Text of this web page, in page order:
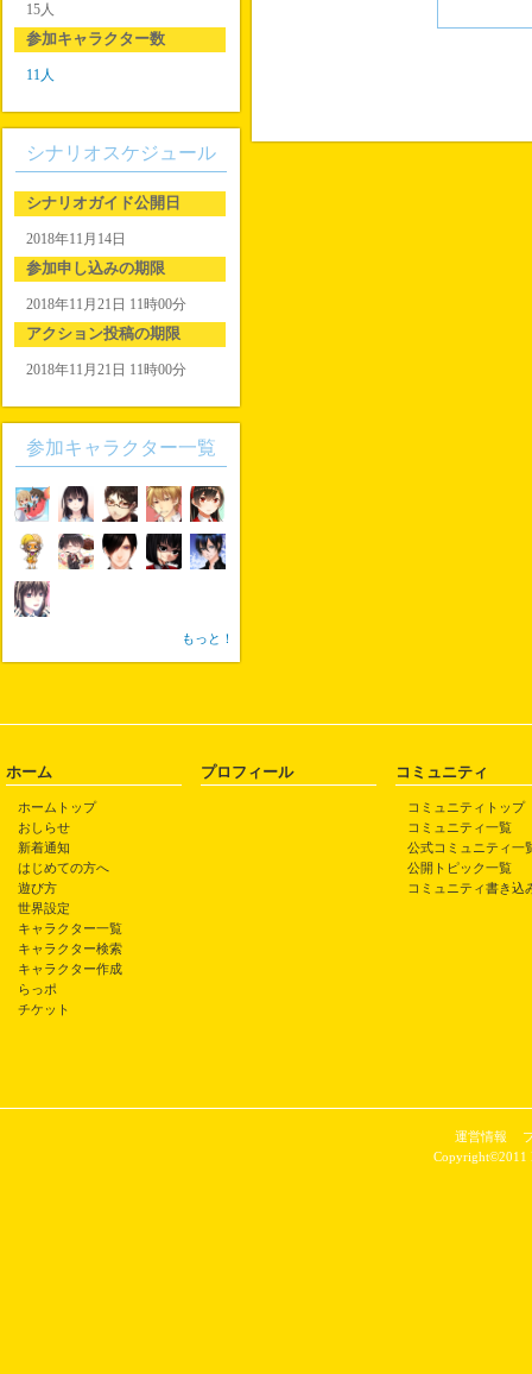
15人
参加キャラクター数
11人
シナリオスケジュール
シナリオガイド公開日
2018年11月14日
参加申し込みの期限
2018年11月21日 11時00分
アクション投稿の期限
2018年11月21日 11時00分
参加キャラクター一覧
もっと！
ホーム
ホームトップ
おしらせ
新着通知
はじめての方へ
遊び方
世界設定
キャラクター一覧
キャラクター検索
キャラクター作成
らっポ
チケット
プロフィール コミュニティ
コミュニティトップ
コミュニティ一覧
公式コミュニティ一
公開トピック一覧
コミュニティ書き込
運営情報
Copyright©2011